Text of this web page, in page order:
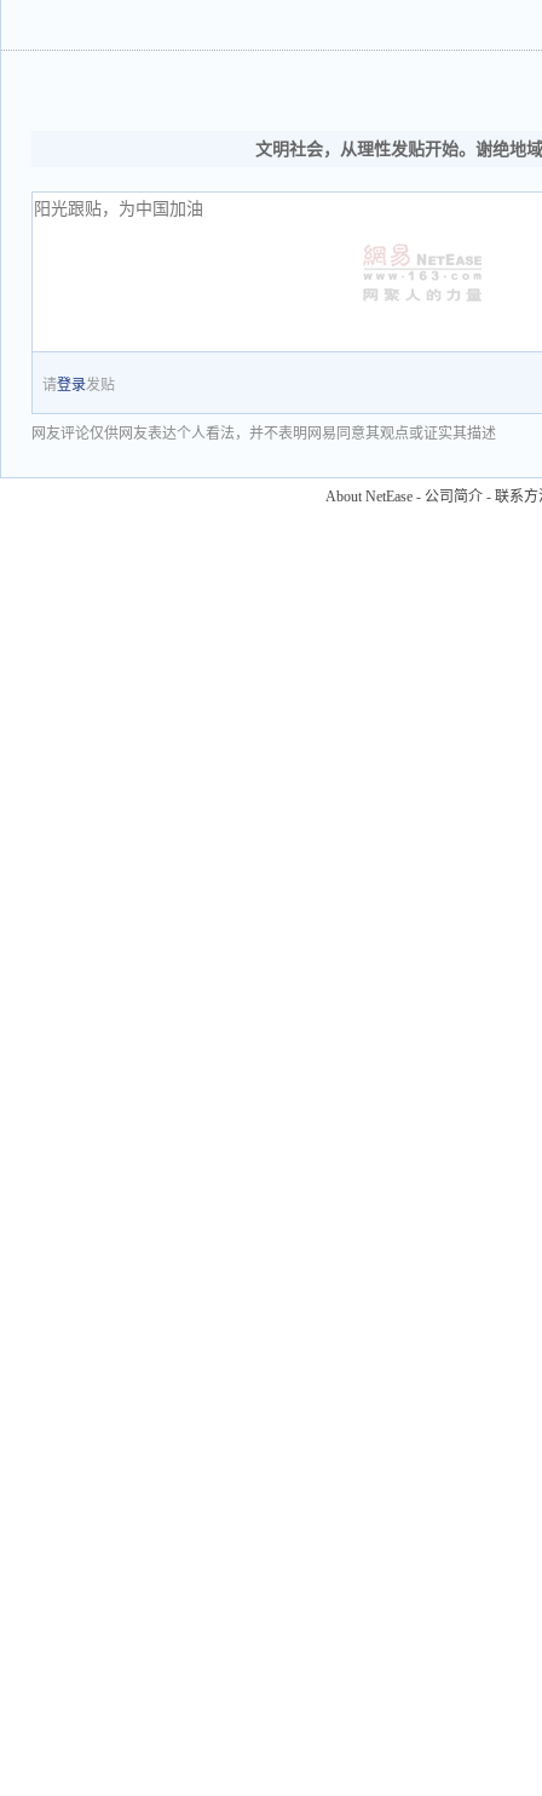
文明社会，从理性发贴开始。谢绝地
请登录发贴
网友评论仅供网友表达个人看法，并不表明网易同意其观点或证实其描述
About NetEase - 公司简介 - 联系方